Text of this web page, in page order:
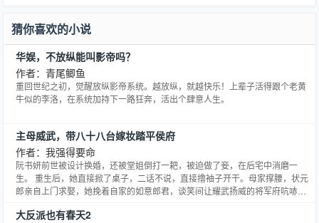
般平静死去。”【选择装载模板：小丑（DC）、黑胡子
猜你喜欢的小说
华娱，不放纵能叫影帝吗？
作者：青尾鲫鱼
重回世纪之初，觉醒放纵影帝系统。越放纵，就越快乐！上辈子活得跟个老黄
牛似的李洛，在系统加持下一路狂奔，活出个肆意人生。
主母威武，带八十八台嫁妆踏平侯府
作者：我强得要命
阮书妍前世被设计换婚，还被堂姐倒打一耙，被迫做了妾，在后宅中消磨一
生。 重生后，她直接掀了桌子，二话不说，直接撸袖子开干。母家撑腰，状元
郎亲自上门求娶，她挽着自家的如意郎君，谈笑间让耀武扬威的将军府吭哧瘪
书妍笑道：“自然是万事顺意。”
大反派也有春天2